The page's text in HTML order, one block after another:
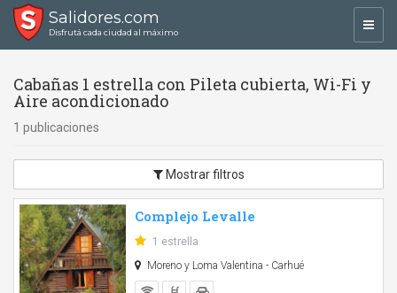
Salidores.com
Disfrutá cada ciudad al máximo
Cabañas 1 estrella con Pileta cubierta, Wi-Fi y
Aire acondicionado
1 publicaciones
Mostrar filtros
Complejo Levalle
1 estrella
Moreno y Loma Valentina - Carhué